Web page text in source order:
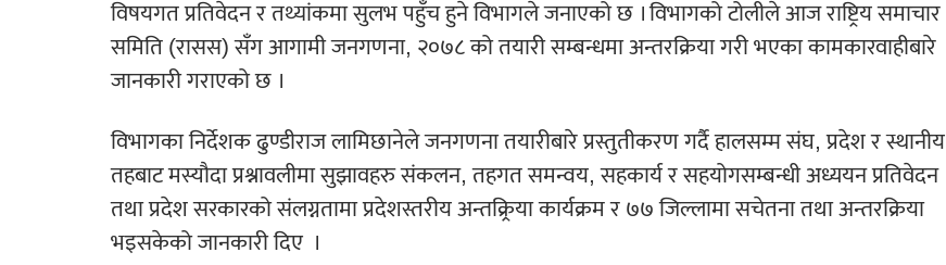
विषयगत प्रतिवेदन र तथ्यांकमा सुलभ पहुँच हुने विभागले जनाएको छ । विभागको टोलीले आज राष्ट्रिय समाचार
समिति (रासस) सँग आगामी जनगणना, २०७८ को तयारी सम्बन्धमा अन्तरक्रिया गरी भएका कामकारवाहीबारे
जानकारी गराएको छ ।
विभागका निर्देशक ढुण्डीराज लामिछानेले जनगणना तयारीबारे प्रस्तुतीकरण गर्दै हालसम्म संघ, प्रदेश र स्थानीय
तहबाट मस्यौदा प्रश्नावलीमा सुझावहरु संकलन, तहगत समन्वय, सहकार्य र सहयोगसम्बन्धी अध्ययन प्रतिवेदन
तथा प्रदेश सरकारको संलग्नतामा प्रदेशस्तरीय अन्तक्र्रिया कार्यक्रम र ७७ जिल्लामा सचेतना तथा अन्तरक्रिया
भइसकेको जानकारी दिए ।